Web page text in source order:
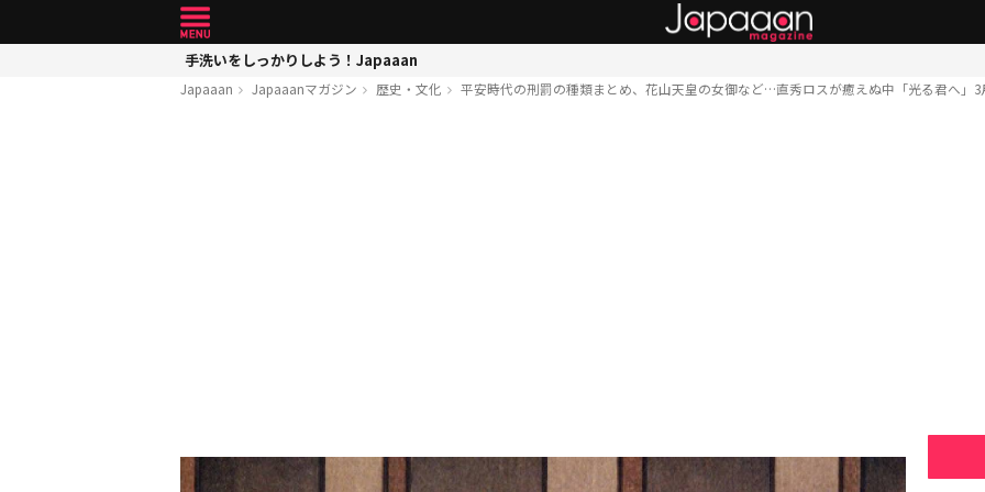
手洗いをしっかりしよう！Japaaan
Japaaan Japaaanマガジン 歴史・文化 平安時代の刑罰の種類まとめ、花山天皇の女御など…直秀ロスが癒えぬ中「光る君へ」3